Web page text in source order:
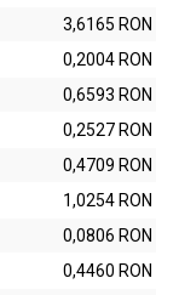
3,6165 RON
0,2004 RON
0,6593 RON
0,2527 RON
0,4709 RON
1,0254 RON
0,0806 RON
0,4460 RON